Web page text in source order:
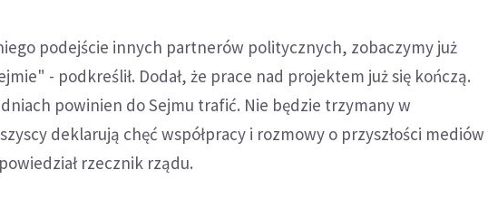
podejście innych partnerów politycznych, zobaczymy już
- podkreślił. Dodał, że prace nad projektem już się kończą.
dniach powinien do Sejmu trafić. Nie będzie trzymany w
deklarują chęć współpracy i rozmowy o przyszłości mediów
rzecznik rządu.